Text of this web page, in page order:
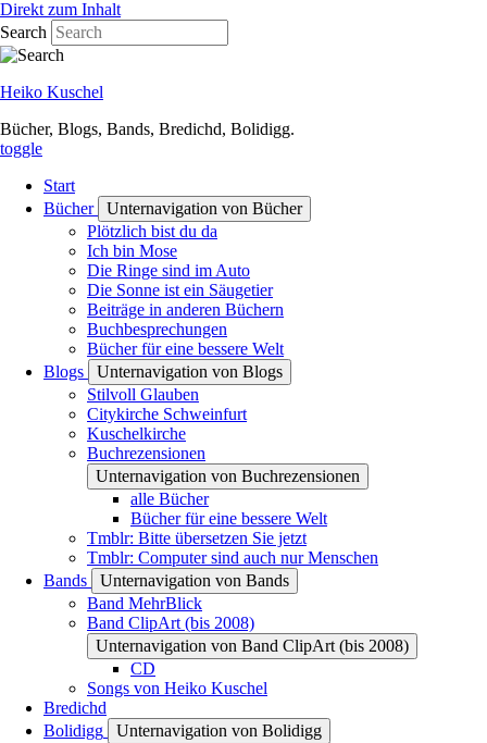
Direkt zum Inhalt
Search
Heiko Kuschel
Bücher, Blogs, Bands, Bredichd, Bolidigg.
toggle
Start
Bücher
Unternavigation von Bücher
Plötzlich bist du da
Ich bin Mose
Die Ringe sind im Auto
Die Sonne ist ein Säugetier
Beiträge in anderen Büchern
Buchbesprechungen
Bücher für eine bessere Welt
Blogs
Unternavigation von Blogs
Stilvoll Glauben
Citykirche Schweinfurt
Kuschelkirche
Buchrezensionen
Unternavigation von Buchrezensionen
alle Bücher
Bücher für eine bessere Welt
Tmblr: Bitte übersetzen Sie jetzt
Tmblr: Computer sind auch nur Menschen
Bands
Unternavigation von Bands
Band MehrBlick
Band ClipArt (bis 2008)
Unternavigation von Band ClipArt (bis 2008)
CD
Songs von Heiko Kuschel
Bredichd
Bolidigg
Unternavigation von Bolidigg